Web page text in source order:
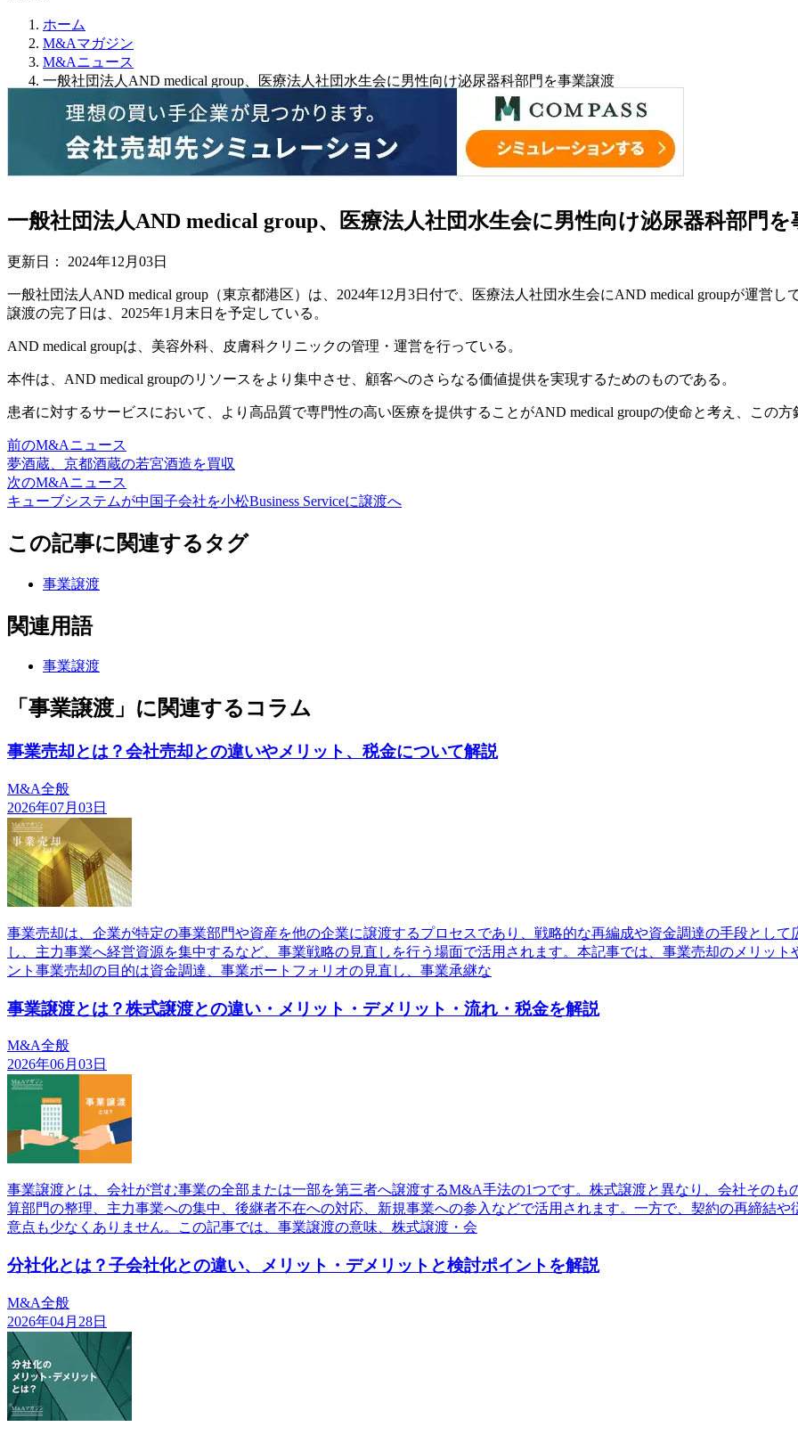
ホーム
M&Aマガジン
M&Aニュース
一般社団法人AND medical group、医療法人社団水生会に男性向け泌尿器科部門を事業譲渡
一般社団法人AND medical group、医療法人社団水生会に男性向け泌尿器科部門を
更新日： 2024年12月03日
一般社団法人AND medical group（東京都港区）は、2024年12月3日付で、医療法人社団水生会にAND medical groupが運営し
譲渡の完了日は、2025年1月末日を予定している。
AND medical groupは、美容外科、皮膚科クリニックの管理・運営を行っている。
本件は、AND medical groupのリソースをより集中させ、顧客へのさらなる価値提供を実現するためのものである。
患者に対するサービスにおいて、より高品質で専門性の高い医療を提供することがAND medical groupの使命と考え、この方
前のM&Aニュース
夢酒蔵、京都酒蔵の若宮酒造を買収
次のM&Aニュース
キューブシステムが中国子会社を小松Business Serviceに譲渡へ
この記事に関連するタグ
事業譲渡
関連用語
事業譲渡
「事業譲渡」に関連するコラム
事業売却とは？会社売却との違いやメリット、税金について解説
M&A全般
2026年07月03日
事業売却は、企業が特定の事業部門や資産を他の企業に譲渡するプロセスであり、戦略的な再編成や資金調達の手段とし
し、主力事業へ経営資源を集中するなど、事業戦略の見直しを行う場面で活用されます。本記事では、事業売却のメリッ
ント事業売却の目的は資金調達、事業ポートフォリオの見直し、事業承継な
事業譲渡とは？株式譲渡との違い・メリット・デメリット・流れ・税金を解説
M&A全般
2026年06月03日
事業譲渡とは、会社が営む事業の全部または一部を第三者へ譲渡するM&A手法の1つです。株式譲渡と異なり、会社その
算部門の整理、主力事業への集中、後継者不在への対応、新規事業への参入などで活用されます。一方で、契約の再締結
意点も少なくありません。この記事では、事業譲渡の意味、株式譲渡・会
分社化とは？子会社化との違い、メリット・デメリットと検討ポイントを解説
M&A全般
2026年04月28日